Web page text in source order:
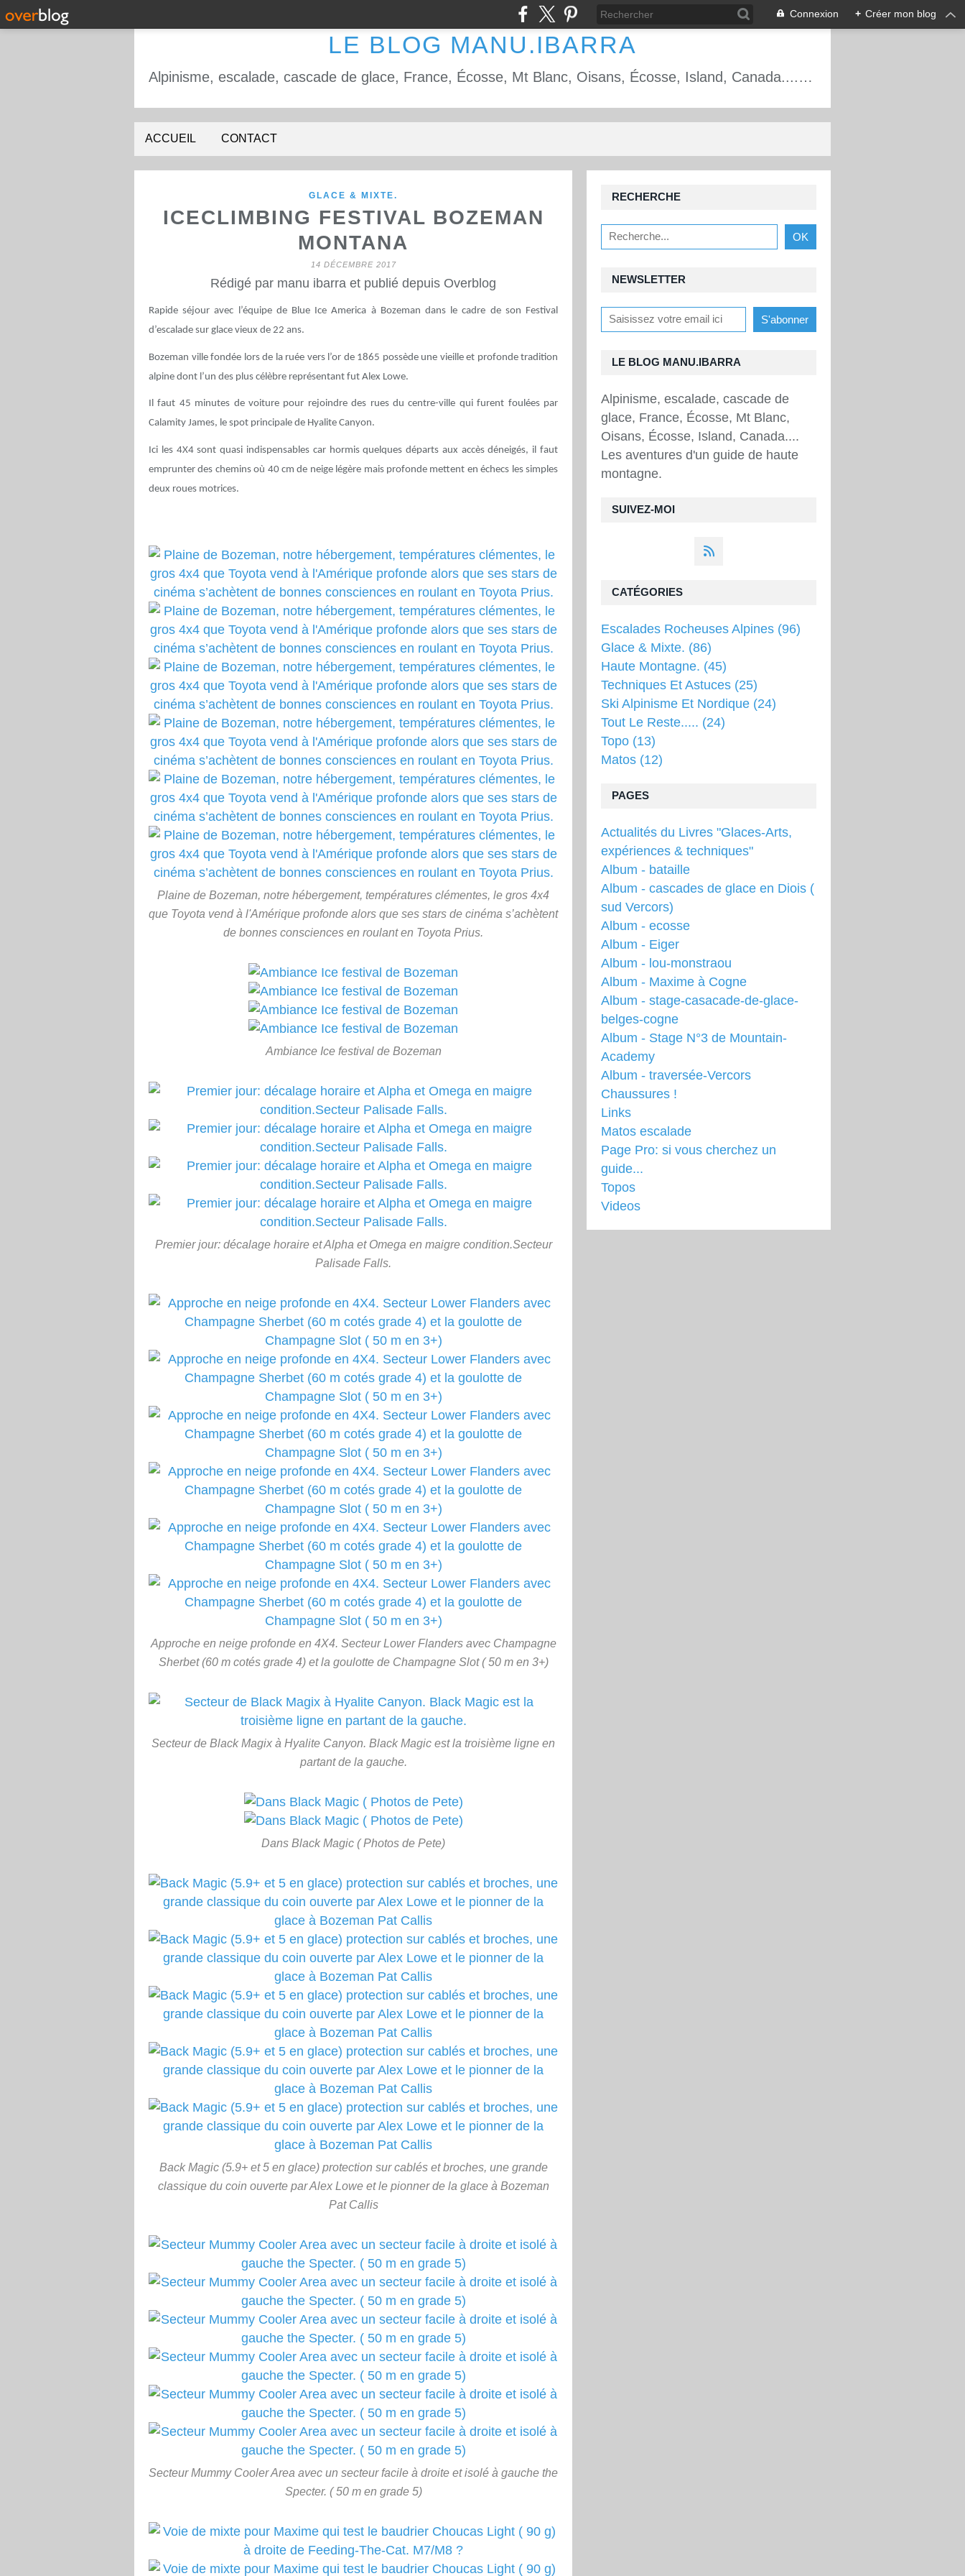
Connexion + Créer mon blog
LE BLOG MANU.IBARRA
Alpinisme, escalade, cascade de glace, France, Écosse, Mt Blanc, Oisans, Écosse, Island, Canada.... Les aventures d'un guide de haute montagne.
ACCUEIL CONTACT
GLACE & MIXTE.
ICECLIMBING FESTIVAL BOZEMAN
MONTANA
14 DÉCEMBRE 2017
Rédigé par manu ibarra et publié depuis Overblog
Rapide séjour avec l’équipe de Blue Ice America à Bozeman dans le cadre de son Festival
d’escalade sur glace vieux de 22 ans.
Bozeman ville fondée lors de la ruée vers l’or de 1865 possède une vieille et profonde tradition
alpine dont l’un des plus célèbre représentant fut Alex Lowe.
Il faut 45 minutes de voiture pour rejoindre des rues du centre-ville qui furent foulées par
Calamity James, le spot principale de Hyalite Canyon.
Ici les 4X4 sont quasi indispensables car hormis quelques départs aux accès déneigés, il faut
emprunter des chemins où 40 cm de neige légère mais profonde mettent en échecs les simples
deux roues motrices.
Plaine de Bozeman, notre hébergement, températures clémentes, le gros 4x4
que Toyota vend à l'Amérique profonde alors que ses stars de cinéma s’achètent
de bonnes consciences en roulant en Toyota Prius.
Ambiance Ice festival de Bozeman
Premier jour: décalage horaire et Alpha et Omega en maigre condition.Secteur
Palisade Falls.
Approche en neige profonde en 4X4. Secteur Lower Flanders avec Champagne
Sherbet (60 m cotés grade 4) et la goulotte de Champagne Slot ( 50 m en 3+)
Secteur de Black Magix à Hyalite Canyon. Black Magic est la troisième ligne en
partant de la gauche.
Dans Black Magic ( Photos de Pete)
Back Magic (5.9+ et 5 en glace) protection sur cablés et broches, une grande
classique du coin ouverte par Alex Lowe et le pionner de la glace à Bozeman
Pat Callis
Secteur Mummy Cooler Area avec un secteur facile à droite et isolé à gauche the
Specter. ( 50 m en grade 5)
NEWSLETTER
SUIVEZ-MOI
RECHERCHE
LE BLOG MANU.IBARRA
Alpinisme, escalade, cascade de
glace, France, Écosse, Mt Blanc,
Oisans, Écosse, Island, Canada....
Les aventures d'un guide de haute
montagne.
PAGES
Actualités du Livres "Glaces-Arts,
expériences & techniques"
Album - bataille
Album - cascades de glace en Diois (
sud Vercors)
Album - ecosse
Album - Eiger
Album - lou-monstraou
Album - Maxime à Cogne
Album - stage-casacade-de-glace-
belges-cogne
Album - Stage N°3 de Mountain-
Academy
Album - traversée-Vercors
Chaussures !
Links
Matos escalade
Page Pro: si vous cherchez un
guide...
Topos
Videos
CATÉGORIES
Escalades Rocheuses Alpines (96)
Glace & Mixte. (86)
Haute Montagne. (45)
Techniques Et Astuces (25)
Ski Alpinisme Et Nordique (24)
Tout Le Reste..... (24)
Topo (13)
Matos (12)